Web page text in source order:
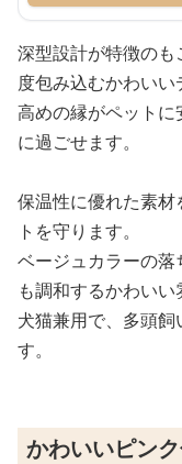
深型設計が特徴の
度包み込むかわいい
高めの縁がペット
に過ごせます。
保温性に優れた素
トを守ります。
ベージュカラーの
も調和するかわいい
犬猫兼用で、多頭
す。
かわいいピン